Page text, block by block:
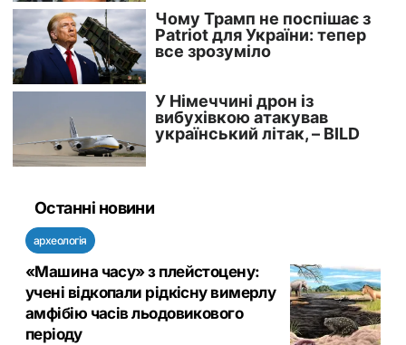
Останні новини
археологія
«Машина часу» з плейстоцену:
учені відкопали рідкісну вимерлу
амфібію часів льодовикового
періоду